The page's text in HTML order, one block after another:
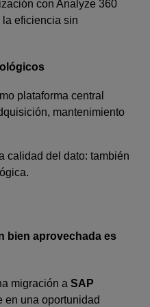
con Analyze 360
eficiencia sin
plataforma central
mantenimiento
calidad del dato: también
bien aprovechada es
migración a SAP
en una oportunidad